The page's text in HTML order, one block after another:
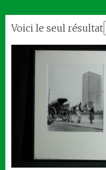
Voici le seul résultat